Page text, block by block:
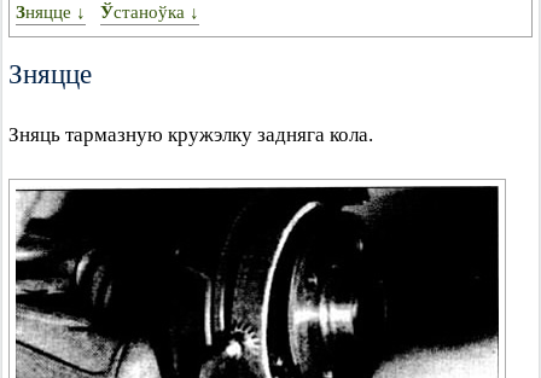
Зняцце ↓
Ўстаноўка ↓
Зняцце
Зняць тармазную кружэлку задняга кола.